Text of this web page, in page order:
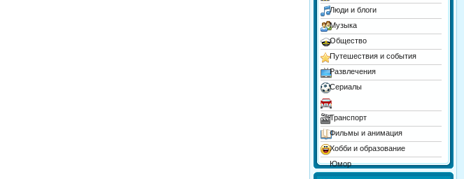
Люди и блоги
Музыка
Общество
Путешествия и события
Развлечения
Сериалы
Спорт
Транспорт
Фильмы и анимация
Хобби и образование
Юмор